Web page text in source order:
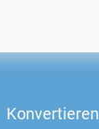
Konvertieren